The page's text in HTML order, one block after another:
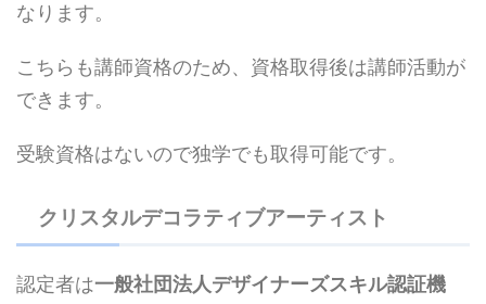
なります。
こちらも講師資格のため、資格取得後は講師活動が
できます。
受験資格はないので独学でも取得可能です。
クリスタルデコラティブアーティスト
認定者は一般社団法人デザイナーズスキル認証機